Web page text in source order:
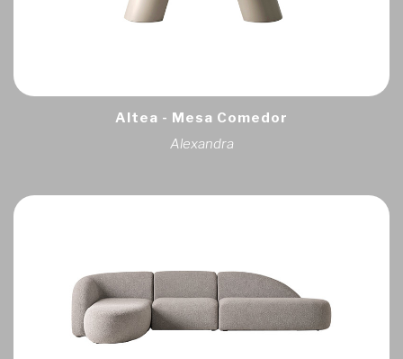
Altea - Mesa Comedor
Alexandra